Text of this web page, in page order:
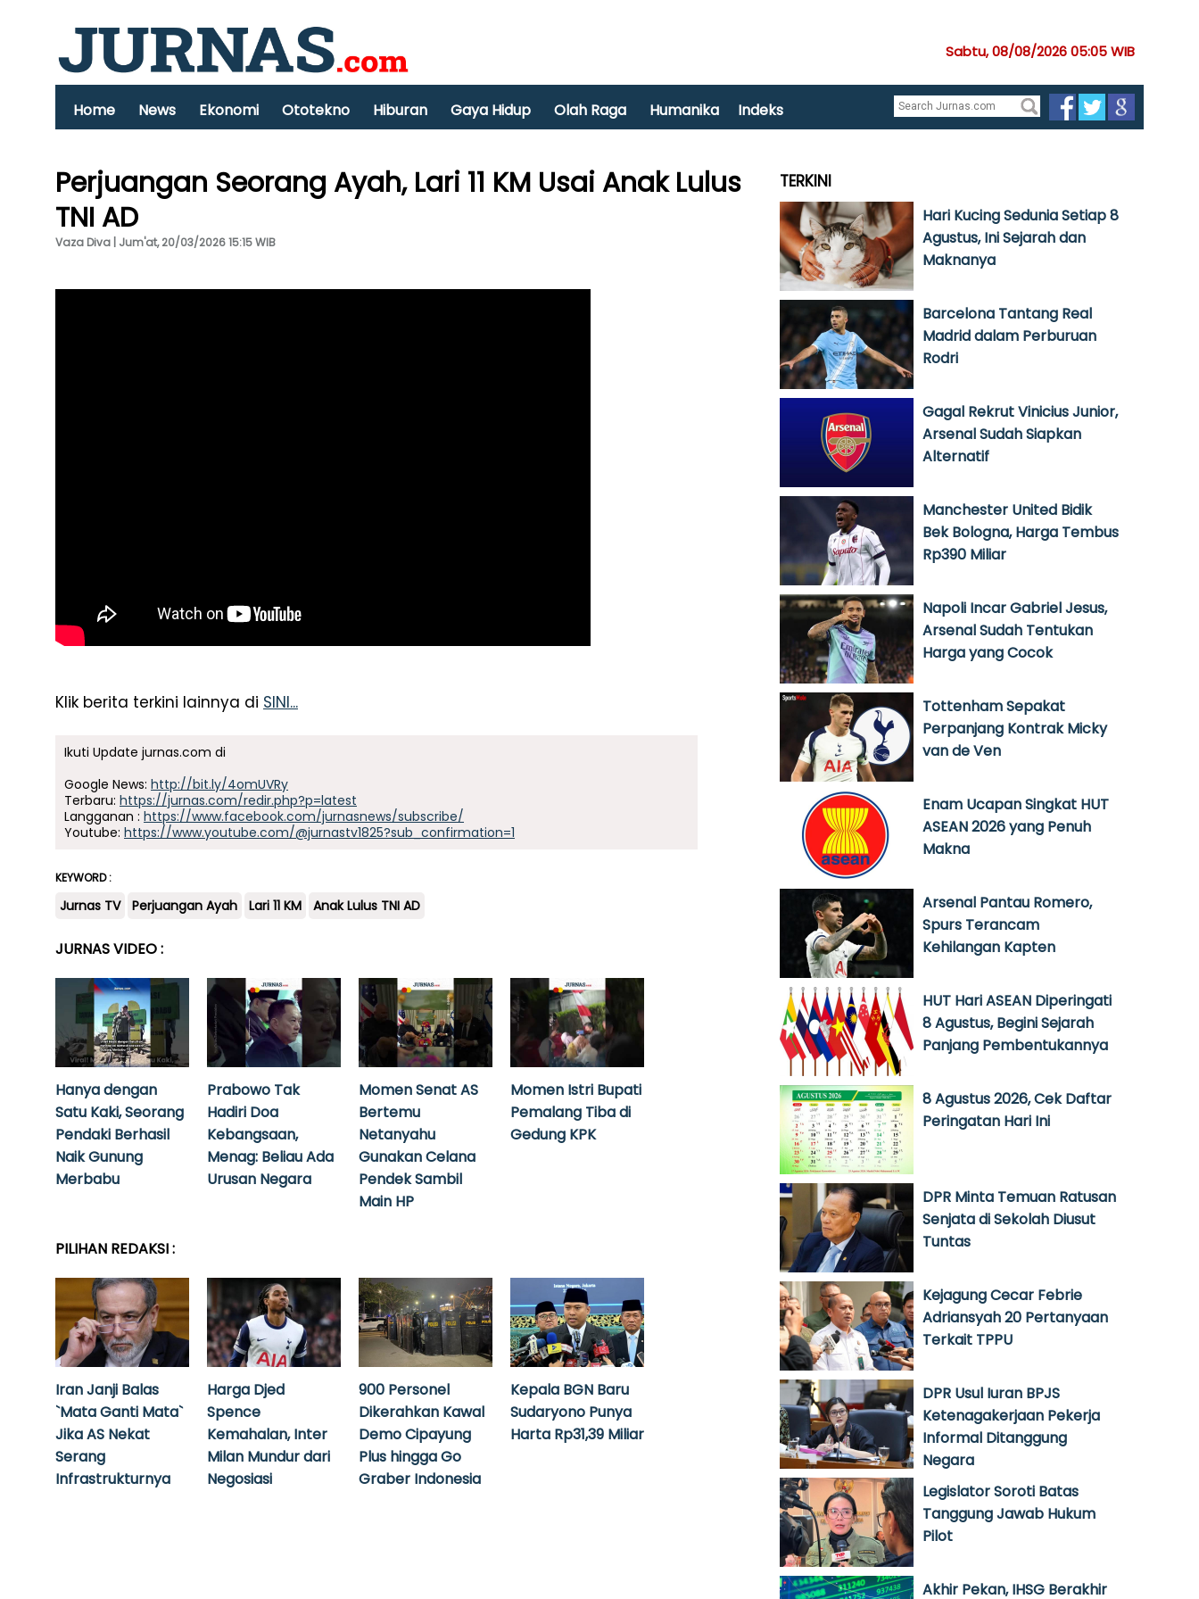
Sabtu, 08/08/2026 05:05 WIB
Home News Ekonomi Ototekno Hiburan Gaya Hidup Olah Raga Humanika Indeks
Perjuangan Seorang Ayah, Lari 11 KM Usai Anak Lulus
TNI AD
Vaza Diva | Jum'at, 20/03/2026 15:15 WIB
Klik berita terkini lainnya di SINI...
Ikuti Update jurnas.com di
Google News: http://bit.ly/4omUVRy
Terbaru: https://jurnas.com/redir.php?p=latest
Langganan : https://www.facebook.com/jurnasnews/subscribe/
Youtube: https://www.youtube.com/@jurnastv1825?sub_confirmation=1
KEYWORD :
Jurnas TV Perjuangan Ayah Lari 11 KM Anak Lulus TNI AD
JURNAS VIDEO :
Hanya dengan
Satu Kaki, Seorang
Pendaki Berhasil
Naik Gunung
Merbabu
Prabowo Tak
Hadiri Doa
Kebangsaan,
Menag: Beliau Ada
Urusan Negara
Momen Senat AS
Bertemu
Netanyahu
Gunakan Celana
Pendek Sambil
Main HP
Momen Istri Bupati
Pemalang Tiba di
Gedung KPK
PILIHAN REDAKSI :
Iran Janji Balas
`Mata Ganti Mata`
Jika AS Nekat
Serang
Infrastrukturnya
Harga Djed
Spence
Kemahalan, Inter
Milan Mundur dari
Negosiasi
900 Personel
Dikerahkan Kawal
Demo Cipayung
Plus hingga Go
Graber Indonesia
Kepala BGN Baru
Sudaryono Punya
Harta Rp31,39 Miliar
TERKINI
Hari Kucing Sedunia Setiap 8
Agustus, Ini Sejarah dan
Maknanya
Barcelona Tantang Real
Madrid dalam Perburuan
Rodri
Gagal Rekrut Vinicius Junior,
Arsenal Sudah Siapkan
Alternatif
Manchester United Bidik
Bek Bologna, Harga Tembus
Rp390 Miliar
Napoli Incar Gabriel Jesus,
Arsenal Sudah Tentukan
Harga yang Cocok
Tottenham Sepakat
Perpanjang Kontrak Micky
van de Ven
Enam Ucapan Singkat HUT
ASEAN 2026 yang Penuh
Makna
Arsenal Pantau Romero,
Spurs Terancam
Kehilangan Kapten
HUT Hari ASEAN Diperingati
8 Agustus, Begini Sejarah
Panjang Pembentukannya
8 Agustus 2026, Cek Daftar
Peringatan Hari Ini
DPR Minta Temuan Ratusan
Senjata di Sekolah Diusut
Tuntas
Kejagung Cecar Febrie
Adriansyah 20 Pertanyaan
Terkait TPPU
DPR Usul Iuran BPJS
Ketenagakerjaan Pekerja
Informal Ditanggung
Negara
Legislator Soroti Batas
Tanggung Jawab Hukum
Pilot
Akhir Pekan, IHSG Berakhir